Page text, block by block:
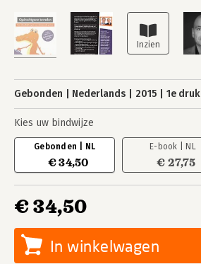
Gebonden Nederlands 2015 1e druk
Kies uw bindwijze
Gebonden | NL
€ 34,50
E-book | NL
€ 27,75
€ 34,50
In winkelwagen